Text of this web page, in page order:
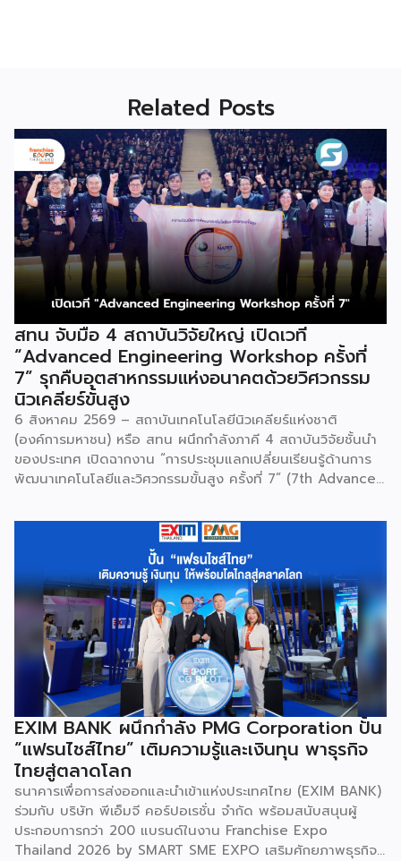
Related Posts
สทน จับมือ 4 สถาบันวิจัยใหญ่ เปิดเวที
“Advanced Engineering Workshop ครั้งที่
7” รุกคืบอุตสาหกรรมแห่งอนาคตด้วยวิศวกรรม
นิวเคลียร์ขั้นสูง
6 สิงหาคม 2569 – สถาบันเทคโนโลยีนิวเคลียร์แห่งชาติ
(องค์การมหาชน) หรือ สทน ผนึกกำลังภาคี 4 สถาบันวิจัยชั้นนำ
ของประเทศ เปิดฉากงาน “การประชุมแลกเปลี่ยนเรียนรู้ด้านการ
พัฒนาเทคโนโลยีและวิศวกรรมขั้นสูง ครั้งที่ 7” (7th Advanced
โดยมี สถาบันเทคโนโลยีนิวเคลียร์แห่งชาติ (องค์การมหาชน) หรือ
สทน. รับหน้าที่เป็นเจ้าภาพหลัก ณ สำนักงาน สทน. องครักษ์ เพื่อ
มุ่งระดมสมองวิศวกรและนักวิจัยไทยในการยกระดับเครื่องมือ
วิทยาศาสตร์ขั้นสูง และสร้างเสถียรภาพทางเทคโนโลยี
(National Resilience) ให้แก่ประเทศอย่างยั่งยืน ศ.ดร.ยศชนัน
วงศ์สวัสดิ์ รัฐมนตรีว่าการกระทรวง อว. ประธานในพิธีเปิดเปิดเผย
ว่า “การประชุมในครั้งนี้เป็นหมุดหมายสำคัญในการหลอมรวมความ
เชี่ยวชาญของ 4 สถาบันใหญ่ เพื่อขับเคลื่อนจากงานวิจัยพื้นฐาน
ไปสู่การสร้างมูลค่าเชิงอุตสาหกรรม โดยมุ่งสร้างเครือข่ายวิศวกร
สมรรถนะสูงที่จะเป็นฐานกำลังในการพัฒนาเทคโนโลยีเชิง
ยุทธศาสตร์ (Strategic Technologies) รองรับอุตสาหกรรม
แห่งอนาคต และพาประเทศก้าวทะยานสู่เวทีโลกได้อย่างภาคภูมิ”
ไฮไลต์สำคัญของการจัดงานในครั้งนี้ […]
EXIM BANK ผนึกกำลัง PMG Corporation ปั้น
“แฟรนไชส์ไทย” เติมความรู้และเงินทุน พาธุรกิจ
ไทยสู่ตลาดโลก
ธนาคารเพื่อการส่งออกและนำเข้าแห่งประเทศไทย (EXIM BANK)
ร่วมกับ บริษัท พีเอ็มจี คอร์ปอเรชั่น จำกัด พร้อมสนับสนุนผู้
ประกอบการกว่า 200 แบรนด์ในงาน Franchise Expo
Thailand 2026 by SMART SME EXPO เสริมศักยภาพธุรกิจ